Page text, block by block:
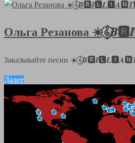
Ольга Резанова
Заказывайте песни
Далее